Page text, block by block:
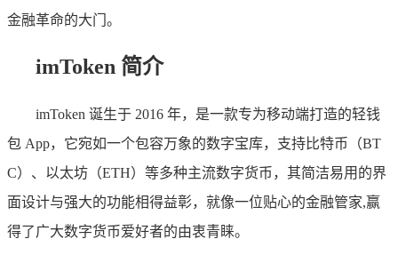
金融革命的大门。
imToken 简介
imToken 诞生于 2016 年，是一款专为移动端打造的轻钱
包 App，它宛如一个包容万象的数字宝库，支持比特币（BT
C）、以太坊（ETH）等多种主流数字货币，其简洁易用的界
面设计与强大的功能相得益彰，就像一位贴心的金融管家,赢
得了广大数字货币爱好者的由衷青睐。